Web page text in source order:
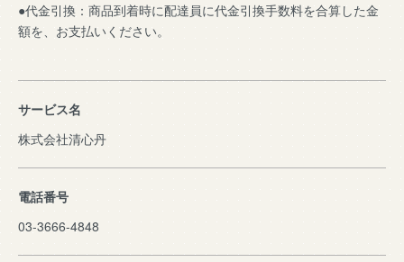
●代金引換：商品到着時に配達員に代金引換手数料を合算した金
額を、お支払いください。
サービス名
株式会社清心丹
電話番号
03-3666-4848